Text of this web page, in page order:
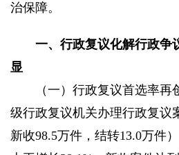
治保障。
一、行政复议化解行政争
显
（一）行政复议首选率再
级行政复议机关办理行政复议
新收98.5万件，结转13.0万件